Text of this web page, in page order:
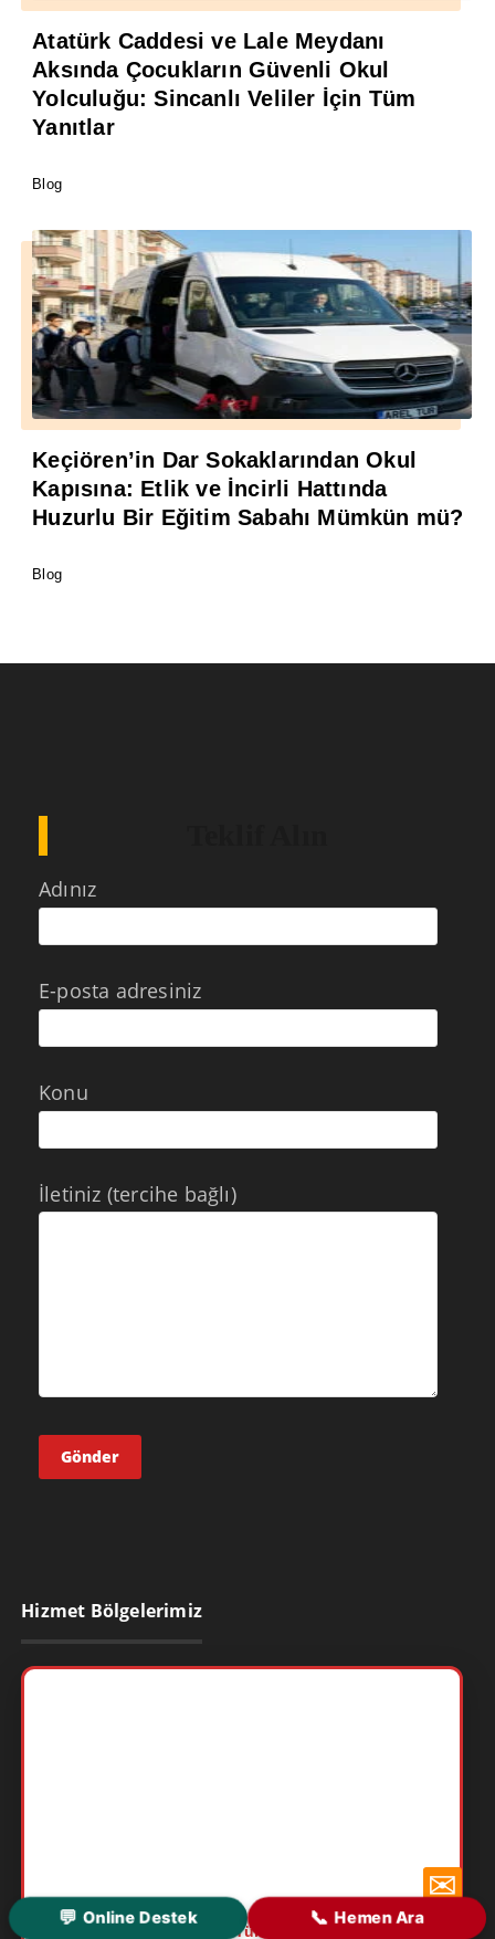
Atatürk Caddesi ve Lale Meydanı
Aksında Çocukların Güvenli Okul
Yolculuğu: Sincanlı Veliler İçin Tüm
Yanıtlar
Blog
Keçiören’in Dar Sokaklarından Okul
Kapısına: Etlik ve İncirli Hattında
Huzurlu Bir Eğitim Sabahı Mümkün mü?
Blog
Adınız
E-posta adresiniz
Konu
İletiniz (tercihe bağlı)
Hizmet Bölgelerimiz
Harita Ağı Yükleniyor...
✉
💬 Online Destek 📞 Hemen Ara